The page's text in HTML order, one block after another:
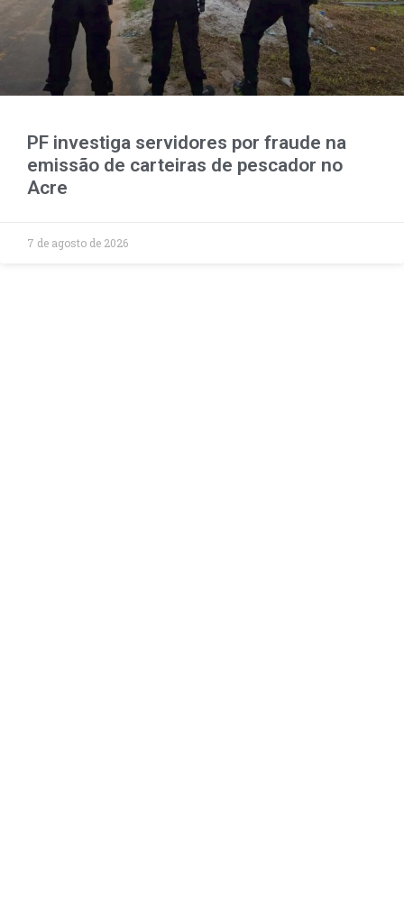
PF investiga servidores por fraude na
emissão de carteiras de pescador no
Acre
7 de agosto de 2026